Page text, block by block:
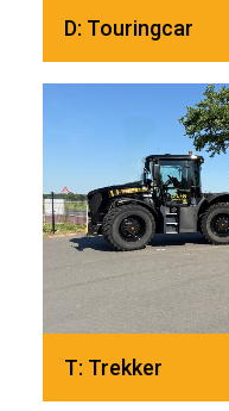
D: Touringcar
T: Trekker